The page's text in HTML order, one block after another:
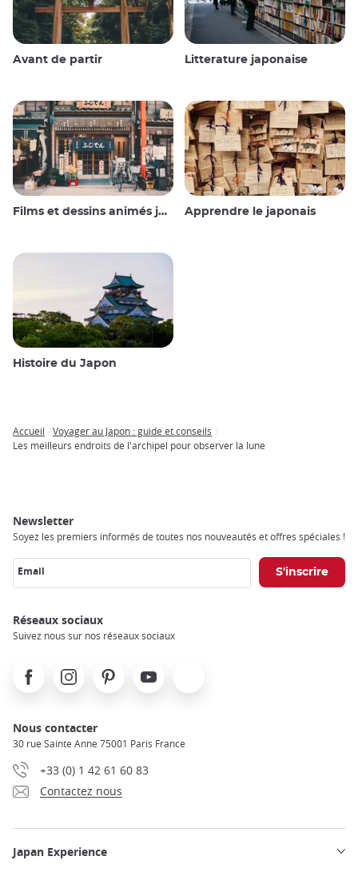
Avant de partir Litterature japonaise
Films et dessins animés japonais Apprendre le japonais
Histoire du Japon
Breadcrumb
Accueil
Voyager au Japon : guide et conseils
Les meilleurs endroits de l'archipel pour observer la lune
Newsletter
Soyez les premiers informés de toutes nos nouveautés et offres spéciales !
Email
Réseaux sociaux
Suivez nous sur nos réseaux sociaux
FacebookInstagramPinterest Youtube
Nous contacter
30 rue Sainte Anne 75001 Paris France
+33 (0) 1 42 61 60 83
Contactez nous
Japan Experience